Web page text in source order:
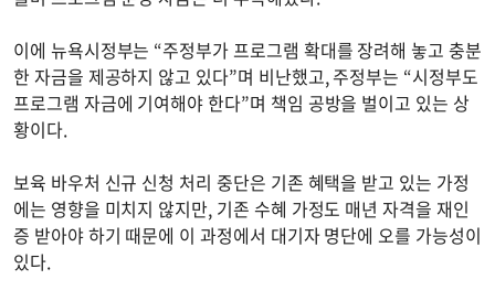
이에 뉴욕시정부는 “주정부가 프로그램 확대를 장려해 놓고 충분
한 자금을 제공하지 않고 있다”며 비난했고, 주정부는 “시정부도
프로그램 자금에 기여해야 한다”며 책임 공방을 벌이고 있는 상
황이다.
보육 바우처 신규 신청 처리 중단은 기존 혜택을 받고 있는 가정
에는 영향을 미치지 않지만, 기존 수혜 가정도 매년 자격을 재인
증 받아야 하기 때문에 이 과정에서 대기자 명단에 오를 가능성이
있다.